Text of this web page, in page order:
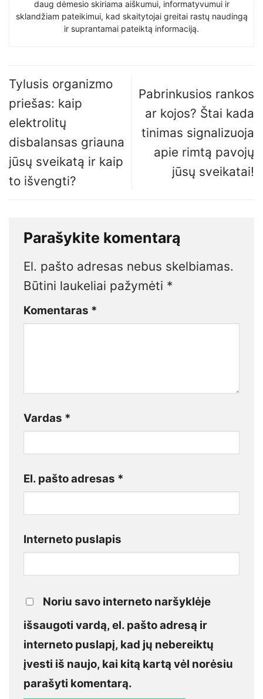
daug dėmesio skiriama aiškumui, informatyvumui ir
sklandžiam pateikimui, kad skaitytojai greitai rastų naudingą
ir suprantamai pateiktą informaciją.
Tylusis organizmo
priešas: kaip
elektrolitų
disbalansas griauna
jūsų sveikatą ir kaip
to išvengti?
Pabrinkusios rankos
ar kojos? Štai kada
tinimas signalizuoja
apie rimtą pavojų
jūsų sveikatai!
Parašykite komentarą
El. pašto adresas nebus skelbiamas.
Būtini laukeliai pažymėti *
Komentaras *
Vardas *
El. pašto adresas *
Interneto puslapis
Noriu savo interneto naršyklėje
išsaugoti vardą, el. pašto adresą ir
interneto puslapį, kad jų nebereiktų
įvesti iš naujo, kai kitą kartą vėl norėsiu
parašyti komentarą.